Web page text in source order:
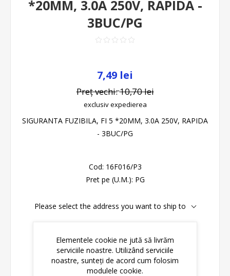
*20MM, 3.0A 250V, RAPIDA -
3BUC/PG
7,49 lei
Preț vechi:10,70 lei
exclusivexpedierea
SIGURANTA FUZIBILA, FI 5 *20MM, 3.0A 250V, RAPIDA
- 3BUC/PG
Cod: 16F016/P3
Pret pe (U.M.): PG
Please select the address you want to ship to
ADAUGĂ ȊN COŞ
Elementele cookie ne jută să livrăm
serviciile noastre. Utilizând serviciile
noastre, sunteți de acord cum folosim
modulele cookie.